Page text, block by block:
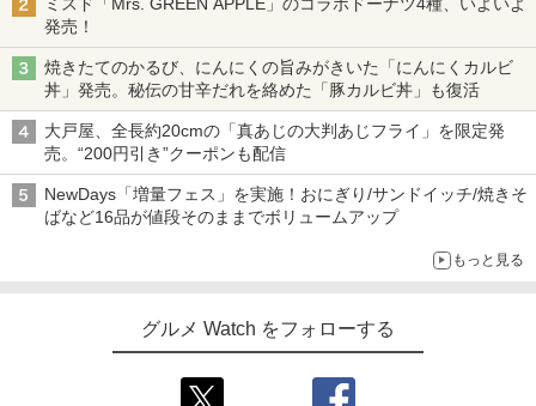
発売！
焼きたてのかるび、にんにくの旨みがきいた「にんにくカルビ
丼」発売。秘伝の甘辛だれを絡めた「豚カルビ丼」も復活
大戸屋、全長約20cmの「真あじの大判あじフライ」を限定発
売。“200円引き”クーポンも配信
NewDays「増量フェス」を実施！おにぎり/サンドイッチ/焼きそ
ばなど16品が値段そのままでボリュームアップ
もっと見る
グルメ Watch をフォローする